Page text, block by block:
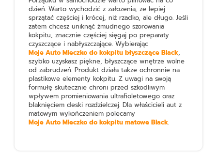
dzień. Warto wychodzić z założenia, że lepiej
sprzątać częściej i krócej, niż rzadko, ale długo. Jeśli
zatem chcesz uniknąć żmudnego szorowania
kokpitu, znacznie częściej sięgaj po preparaty
czyszczące i nabłyszczające. Wybierając
Moje Auto Mleczko do kokpitu błyszczące Black,
szybko uzyskasz piękne, błyszczące wnętrze wolne
od zabrudzeń. Produkt działa także ochronnie na
plastikowe elementy kokpitu. Z uwagi na swoją
formułę skutecznie chroni przed szkodliwym
wpływem promieniowania ultrafioletowego oraz
blaknięciem deski rozdzielczej. Dla właścicieli aut z
matowym wykończeniem polecamy
Moje Auto Mleczko do kokpitu matowe Black.